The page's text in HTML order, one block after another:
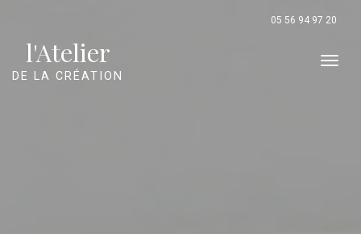
05 56 94 97 20
l'Atelier
DE LA CRÉATION